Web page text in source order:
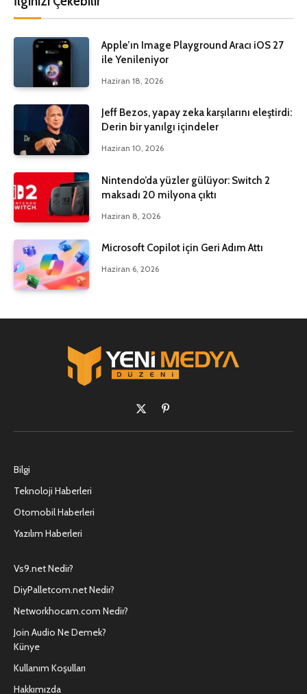
Apple’ın Image Playground Aracı iOS 27
ile Yenileniyor
Haziran 18, 2026
Jeff Bezos, yapay zeka karşılarını eleştirdi:
Derin bir yanılgı içindeler
Haziran 10, 2026
Nintendo’da yüzler gülüyor: Switch 2
maksadı 20 milyona çıktı
Haziran 8, 2026
Microsoft Copilot için Geri Adım Attı
Haziran 6, 2026
X
(Twitter)
Pinterest'in
Bilgi
Teknoloji Haberleri
Otomobil Haberleri
Yazılım Haberleri
Vs9.net Nedir?
DiyPalletcom.net Nedir?
Networkhocam.com Nedir?
Join Audio Ne Demek?
Künye
Kullanım Koşulları
Hakkımızda